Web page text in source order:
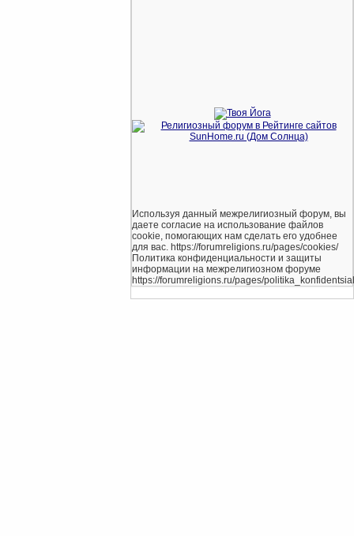
Используя данный межрелигиозный форум, вы
даете согласие на использование файлов
cookie, помогающих нам сделать его удобнее
для вас. https://forumreligions.ru/pages/cookies/
Политика конфиденциальности и защиты
информации на межрелигиозном форуме
https://forumreligions.ru/pages/